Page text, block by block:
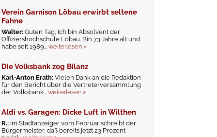
Verein Garnison Löbau erwirbt seltene
Fahne
Walter:Guten Tag, Ich bin Absolvent der
Offiziershochschule Löbau. Bin 73 Jahre alt und
habe seit 1989...weiterlesen »
Die Volksbank zog Bilanz
Karl-Anton Erath:Vielen Dank an die Redaktion
für den Bericht über die Vertreterversammlung
der Volksbank...weiterlesen »
Aldi vs. Garagen: Dicke Luft in Wilthen
R.: Im Stadtanzeiger vom Februar schreibt der
Bürgermeister, daß bereits jetzt 23 Prozent